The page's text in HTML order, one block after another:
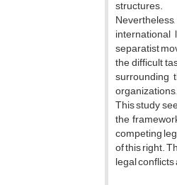
structures.
separatist
the difficult
surrounding
This study
the
competing
of this right.
legal